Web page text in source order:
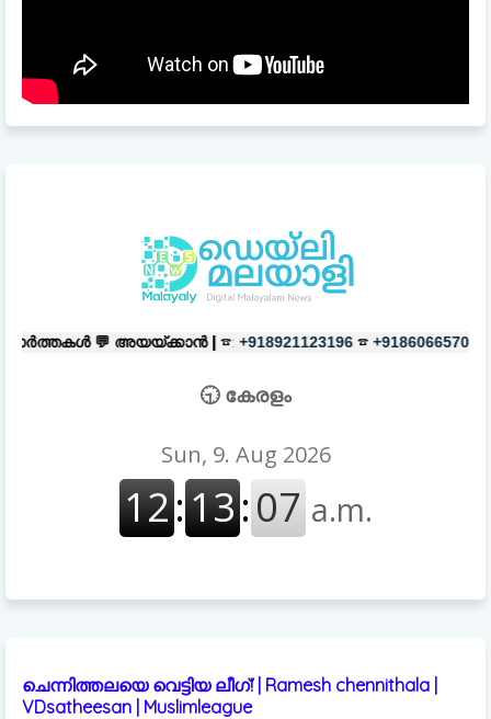
| ☎: +918921123196 ☎ +918606657037 പരസ്യങ്ങൾക്ക്
🕤 കേരളം
ചെന്നിത്തലയെ വെട്ടിയ ലീഗ്! | Ramesh chennithala |
VDsatheesan | Muslimleague